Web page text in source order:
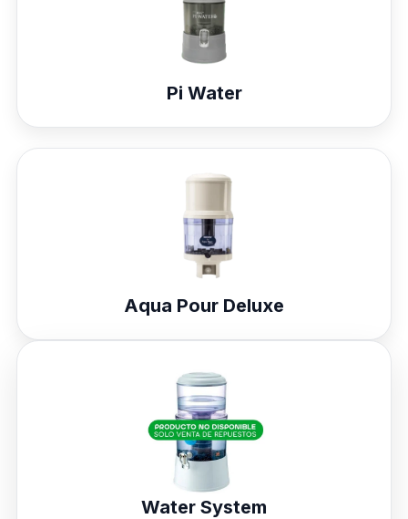
Pi Water
Aqua Pour Deluxe
Water System